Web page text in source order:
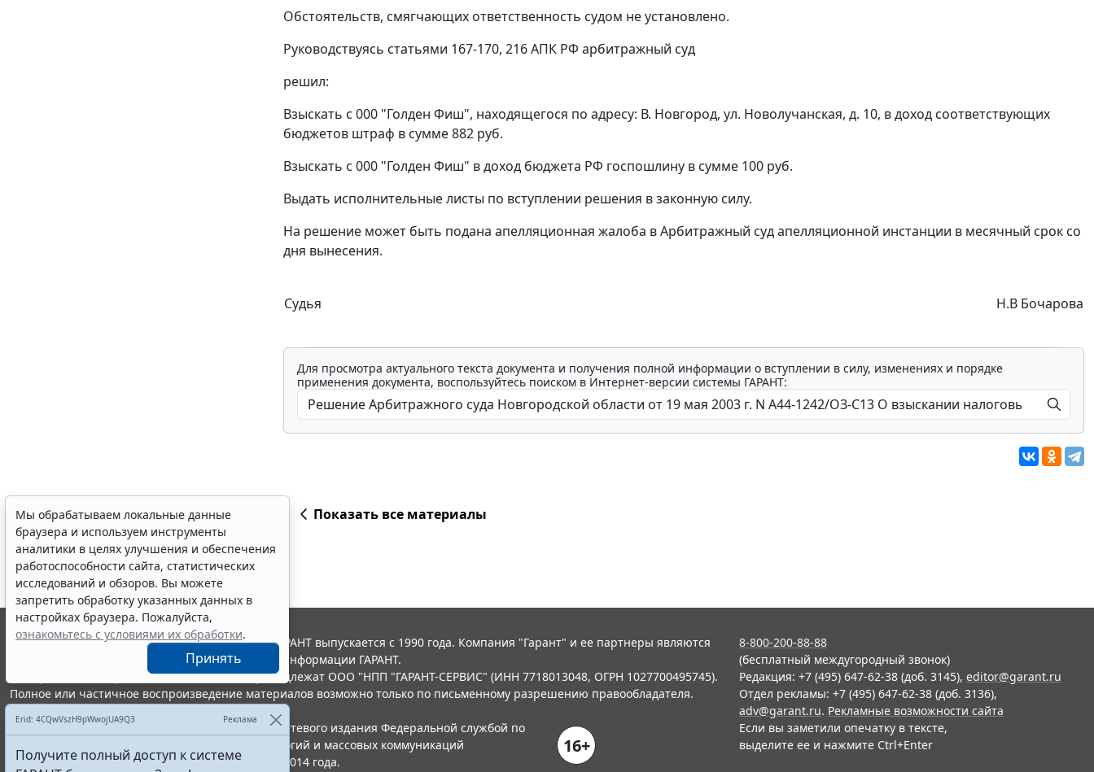
Обстоятельств, смягчающих ответственность судом не установлено.
Руководствуясь статьями 167-170, 216АПК РФ арбитражный суд
решил:
Взыскать с 000 "Голден Фиш", находящегося по адресу: В. Новгород, ул. Новолучанская, д. 10, в доход соответствующих
бюджетов штраф в сумме 882 руб.
Взыскать с 000 "Голден Фиш" в доход бюджета РФ госпошлину в сумме 100 руб.
Выдать исполнительные листы по вступлении решения в законную силу.
На решение может быть подана апелляционная жалоба в Арбитражный суд апелляционной инстанции в месячный срок со
дня вынесения.
Судья Н.В Бочарова
Для просмотра актуального текста документа и получения полной информации о вступлении в силу, изменениях и порядке
применения документа, воспользуйтесь поиском в Интернет-версии системы ГАРАНТ:
Показать все материалы
Мы обрабатываем локальные данные
браузера и используем инструменты
аналитики в целях улучшения и обеспечения
работоспособности сайта, статистических
исследований и обзоров. Вы можете
запретить обработку указанных данных в
настройках браузера. Пожалуйста,
ознакомьтесь с условиями их обработки.
Принять
Erid: 4CQwVszH9pWwojUA9Q3 Реклама
Получите полный доступ к системе
© ООО "НПП "ГАРАНТ-СЕРВИС", 2026. Система ГАРАНТ выпускается с 1990 года. Компания "Гарант" и ее партнеры являются
участниками Российской ассоциации правовой информации ГАРАНТ.
Все права на материалы сайта ГАРАНТ.РУ принадлежат ООО "НПП "ГАРАНТ-СЕРВИС" (ИНН 7718013048, ОГРН 1027700495745).
Полное или частичное воспроизведение материалов возможно только по письменному разрешению правообладателя.
Портал ГАРАНТ.РУ зарегистрирован в качестве сетевого издания Федеральной службой по
надзору в сфере связи,информационных технологий и массовых коммуникаций
(Роскомнадзором), Эл № ФС77-58365 от 18 июня 2014 года.
16+
8-800-200-88-88
(бесплатный междугородный звонок)
Редакция: +7 (495) 647-62-38 (доб. 3145), editor@garant.ru
Отдел рекламы: +7 (495) 647-62-38 (доб. 3136),
adv@garant.ru. Рекламные возможности сайта
Если вы заметили опечатку в тексте,
выделите ее и нажмите Ctrl+Enter